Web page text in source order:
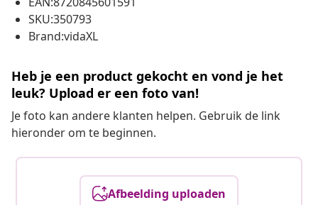
SKU:350793
Brand:vidaXL
Heb je een product gekocht en vond je het
leuk? Upload er een foto van!
Je foto kan andere klanten helpen. Gebruik de link
hieronder om te beginnen.
Afbeelding uploaden